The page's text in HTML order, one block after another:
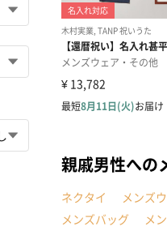
親戚男性への
ネクタイ メンズ
メンズバッグ
メ